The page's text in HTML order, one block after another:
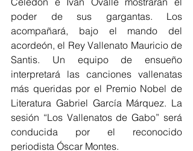
poder de sus gargantas. Los
acompañará, bajo el mando del
acordeón, el Rey Vallenato Mauricio de
Santis. Un equipo de ensueño
interpretará las canciones vallenatas
más queridas por el Premio Nobel de
Literatura Gabriel García Márquez. La
sesión “Los Vallenatos de Gabo” será
conducida por el reconocido
periodista Óscar Montes.